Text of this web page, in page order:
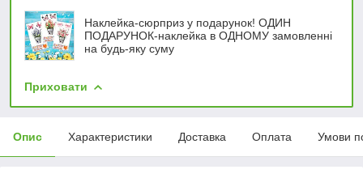
Наклейка-сюрприз у подарунок! ОДИН
ПОДАРУНОК-наклейка в ОДНОМУ замовленні
на будь-яку суму
Приховати
Опис Характеристики Доставка Оплата Умови